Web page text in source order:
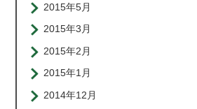
2015年5月
2015年3月
2015年2月
2015年1月
2014年12月